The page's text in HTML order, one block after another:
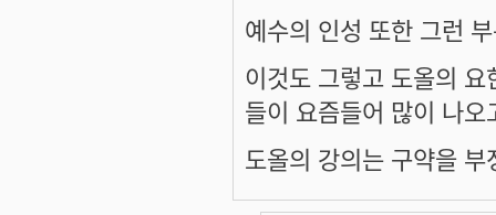
예수의 인성 또한 그런
이것도 그렇고 도올의
들이 요즘들어 많이 나
도올의 강의는 구약을